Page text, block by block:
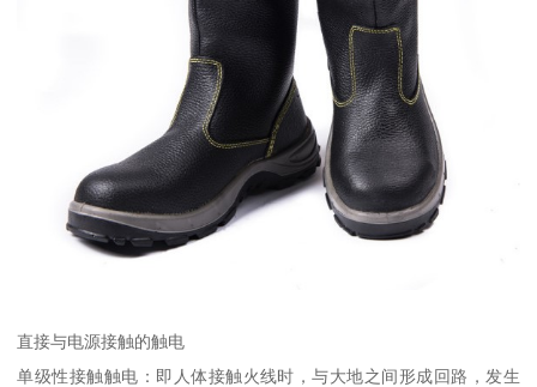
直接与电源接触的触电
单级性接触触电：即人体接触火线时，与大地之间形成回路，发生